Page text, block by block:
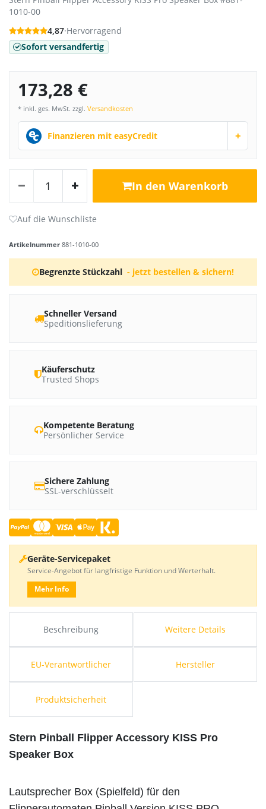
Beschreibung Weitere Details
EU-Verantwortlicher Hersteller
Produktsicherheit
Stern Pinball Flipper Accessory KISS Pro
Speaker Box
Lautsprecher Box (Spielfeld) für den
1010-00
4,87·Hervorragend
Sofort versandfertig
173,28 €
* inkl. ges. MwSt. zzgl. Versandkosten
Finanzieren mit easyCredit +
In den Warenkorb
Artikelnummer 881-1010-00
Begrenzte Stückzahl - jetzt bestellen & sichern!
Schneller Versand
Speditionslieferung
Käuferschutz
Trusted Shops
Kompetente Beratung
Persönlicher Service
Sichere Zahlung
SSL-verschlüsselt
Geräte-Servicepaket
Service-Angebot für langfristige Funktion und Werterhalt.
Mehr Info